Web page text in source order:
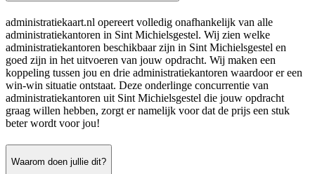
administratiekaart.nl opereert volledig onafhankelijk van alle
administratiekantoren in Sint Michielsgestel. Wij zien welke
administratiekantoren beschikbaar zijn in Sint Michielsgestel en
goed zijn in het uitvoeren van jouw opdracht. Wij maken een
koppeling tussen jou en drie administratiekantoren waardoor er een
win-win situatie ontstaat. Deze onderlinge concurrentie van
administratiekantoren uit Sint Michielsgestel die jouw opdracht
graag willen hebben, zorgt er namelijk voor dat de prijs een stuk
beter wordt voor jou!
Waarom doen jullie dit?